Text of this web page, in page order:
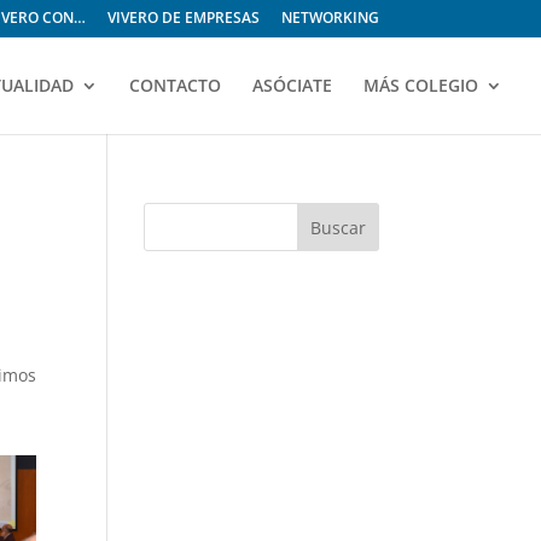
CON… VIVERO DE EMPRESAS NETWORKING
CONTACTO ASÓCIATE MÁS COLEGIO